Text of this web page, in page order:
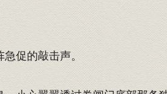
促的敲击声。